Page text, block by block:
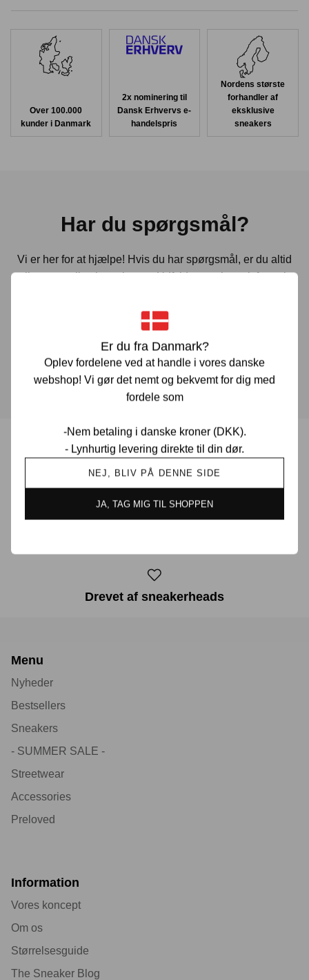
Er du fra Danmark?
Oplev fordelene ved at handle i vores danske
webshop! Vi gør det nemt og bekvemt for dig med
fordele som
-Nem betaling i danske kroner (DKK).
- Lynhurtig levering direkte til din dør.
NEJ, BLIV PÅ DENNE SIDE
JA, TAG MIG TIL SHOPPEN
Over 100.000
kunder i Danmark
2x nominering til
Dansk Erhvervs e-
handelspris
Nordens største
forhandler af
eksklusive
sneakers
Har du spørgsmål?
Vi er her for at hjælpe! Hvis du har spørgsmål, er du altid
velkommen til at kontakte os. Udfyld vores kontaktformular
muligt.
KONTAKT OS
Prisgaranti i Danmark
Drevet af sneakerheads
Menu
Nyheder
Bestsellers
Sneakers
- SUMMER SALE -
Streetwear
Accessories
Preloved
Information
Vores koncept
Om os
Størrelsesguide
The Sneaker Blog